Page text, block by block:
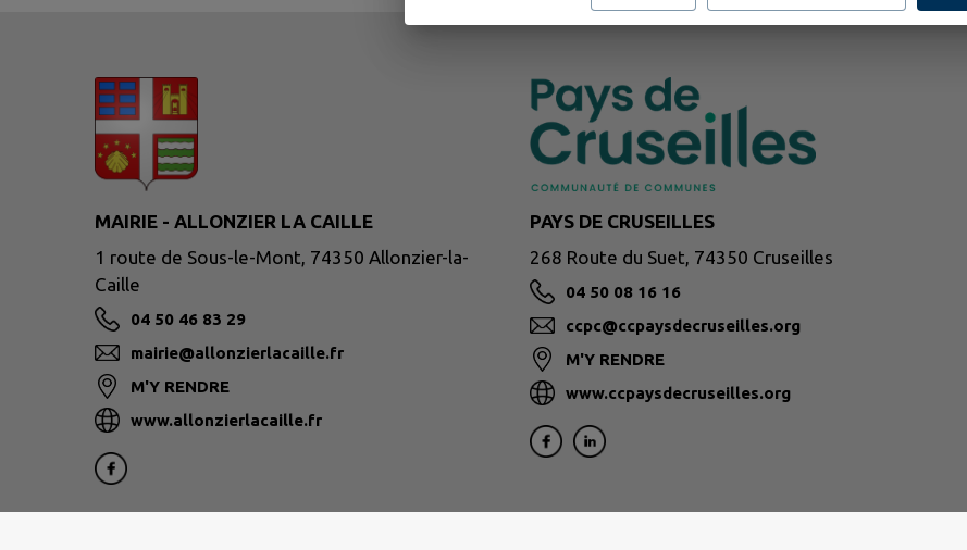
MAIRIE - ALLONZIER LA CAILLE
1 route de Sous-le-Mont, 74350 Allonzier-la-
Caille
04 50 46 83 29
mairie@allonzierlacaille.fr
M'Y RENDRE
www.allonzierlacaille.fr
PAYS DE CRUSEILLES
268 Route du Suet, 74350 Cruseilles
04 50 08 16 16
ccpc@ccpaysdecruseilles.org
M'Y RENDRE
www.ccpaysdecruseilles.org